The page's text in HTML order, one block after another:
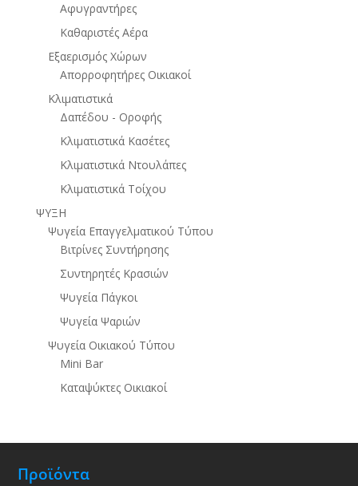
Αφυγραντήρες
Καθαριστές Αέρα
Εξαερισμός Χώρων
Απορροφητήρες Οικιακοί
Κλιματιστικά
Δαπέδου - Οροφής
Κλιματιστικά Κασέτες
Κλιματιστικά Ντουλάπες
Κλιματιστικά Τοίχου
ΨΥΞΗ
Ψυγεία Επαγγελματικού Τύπου
Βιτρίνες Συντήρησης
Συντηρητές Κρασιών
Ψυγεία Πάγκοι
Ψυγεία Ψαριών
Ψυγεία Οικιακού Τύπου
Mini Bar
Καταψύκτες Οικιακοί
Προϊόντα